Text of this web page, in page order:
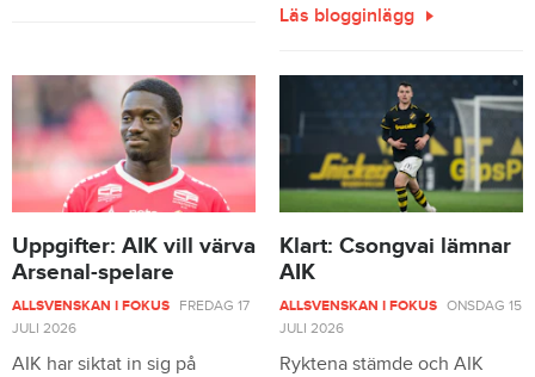
Läs blogginlägg
Uppgifter: AIK vill värva
Arsenal-spelare
ALLSVENSKAN I FOKUS
FREDAG 17
JULI 2026
AIK har siktat in sig på
Klart: Csongvai lämnar
AIK
ALLSVENSKAN I FOKUS ONSDAG 15
JULI 2026
Ryktena stämde och AIK